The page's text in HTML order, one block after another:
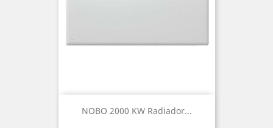
NOBO 2000 KW Radiador...